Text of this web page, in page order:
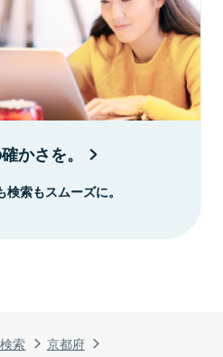
索
京都府
かさを。
索もスムーズに。